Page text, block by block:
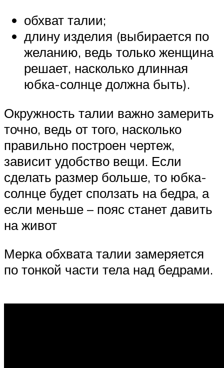
обхват талии;
длину изделия (выбирается по
желанию, ведь только женщина
решает, насколько длинная
юбка-солнце должна быть).
Окружность талии важно замерить
точно, ведь от того, насколько
правильно построен чертеж,
зависит удобство вещи. Если
сделать размер больше, то юбка-
солнце будет сползать на бедра, а
если меньше – пояс станет давить
на живот
Мерка обхвата талии замеряется
по тонкой части тела над бедрами.